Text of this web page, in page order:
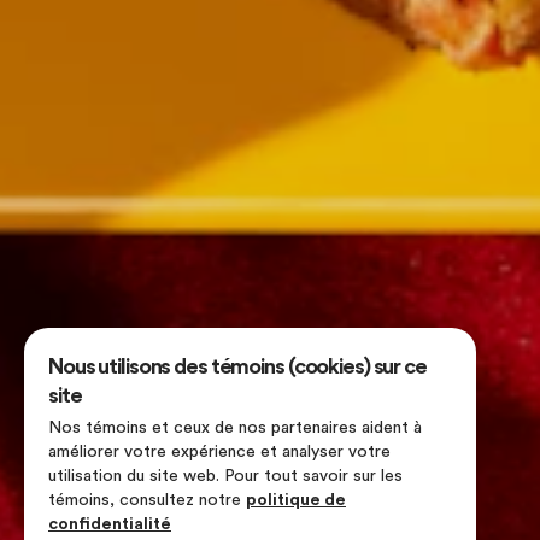
Nous utilisons des témoins (cookies) sur ce
site
Nos témoins et ceux de nos partenaires aident à
améliorer votre expérience et analyser votre
utilisation du site web. Pour tout savoir sur les
témoins, consultez notre politique de
confidentialité